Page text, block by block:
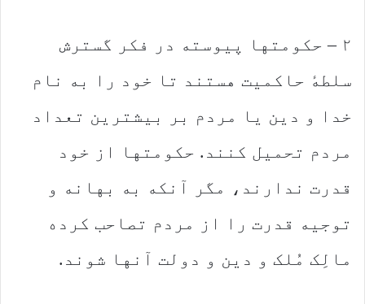
۲ – حکومتها پیوسته در فکر گسترش
سلطهٔ حاکمیت هستند تا خود را به نام
خدا و دین یا مردم بر بیشترین تعداد
مردم تحمیل کنند. حکومتها از خود
قدرت ندارند، مگر آنکه به بهانه و
توجیه قدرت را از مردم تصاحب کرده
مالِک مُلک و دین و دولت آنها شوند.